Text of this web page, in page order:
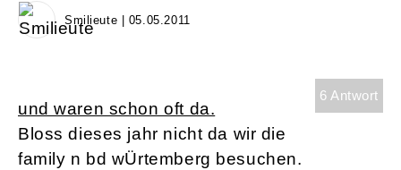
Smilieute | 05.05.2011
6 Antwort
und waren schon oft da.
Bloss dieses jahr nicht da wir die
family n bd wÜrtemberg besuchen.